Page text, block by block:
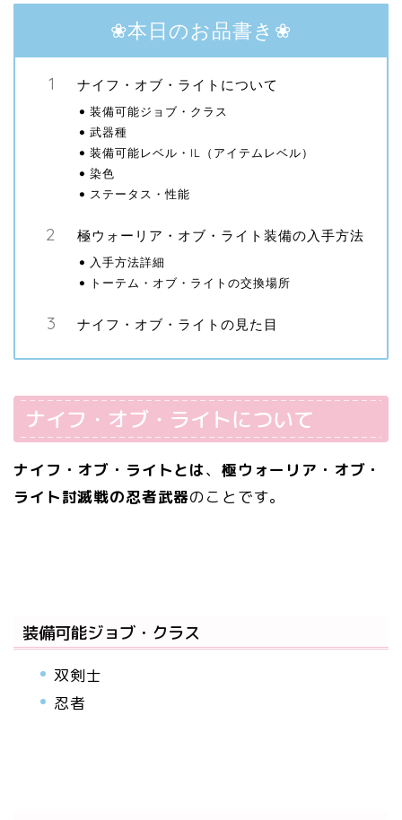
❀本日のお品書き❀
ナイフ・オブ・ライトについて
装備可能ジョブ・クラス
武器種
装備可能レベル・IL（アイテムレベル）
染色
ステータス・性能
極ウォーリア・オブ・ライト装備の入手方法
入手方法詳細
トーテム・オブ・ライトの交換場所
ナイフ・オブ・ライトの見た目
ナイフ・オブ・ライトについて
ナイフ・オブ・ライトとは、 極ウォーリア・オブ・
ライト討滅戦の忍者武器のことです。
装備可能ジョブ・クラス
双剣士
忍者